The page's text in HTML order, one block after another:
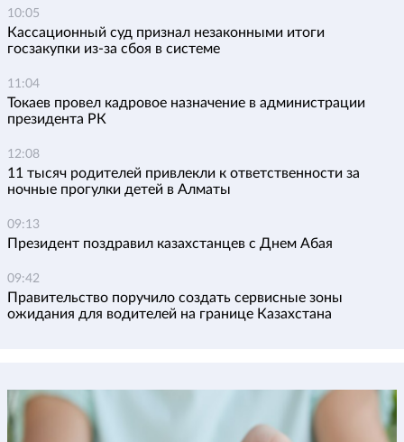
10:05
Кассационный суд признал незаконными итоги
госзакупки из-за сбоя в системе
11:04
Токаев провел кадровое назначение в администрации
президента РК
12:08
11 тысяч родителей привлекли к ответственности за
ночные прогулки детей в Алматы
09:13
Президент поздравил казахстанцев с Днем Абая
09:42
Правительство поручило создать сервисные зоны
ожидания для водителей на границе Казахстана